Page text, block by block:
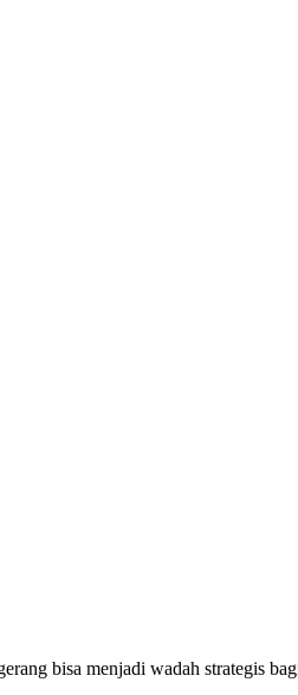
bisa menjadi wadah strategis